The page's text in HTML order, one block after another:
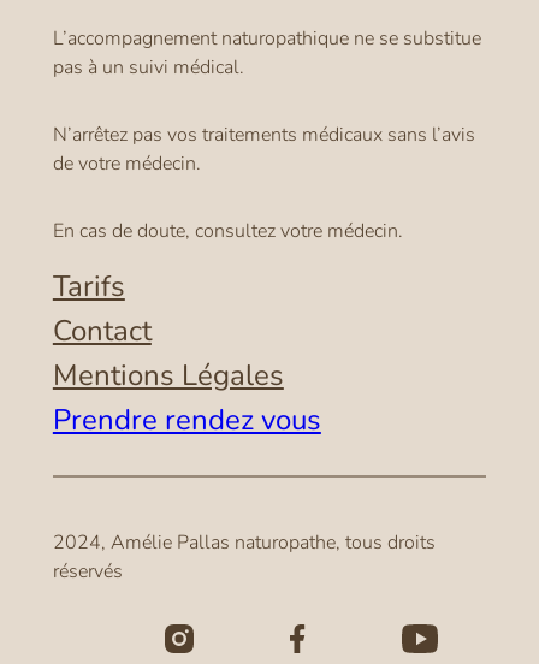
L’accompagnement naturopathique ne se substitue
pas à un suivi médical.
N’arrêtez pas vos traitements médicaux sans l’avis
de votre médecin.
En cas de doute, consultez votre médecin.
Tarifs
Contact
Mentions Légales
Prendre rendez vous
2024, Amélie Pallas naturopathe, tous droits
réservés